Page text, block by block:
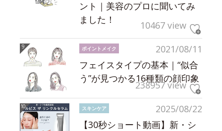
ント｜美容のプロに聞いてみ
ました！
10467 view
2021/08/11
ポイントメイク
フェイスタイプの基本｜“似合
う”が見つかる16種類の顔印象
238957 view
2025/08/22
スキンケア
【30秒ショート動画】新・シ